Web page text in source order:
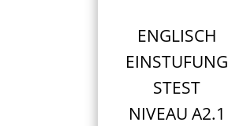
ENGLISCH
EINSTUFUNG
STEST
NIVEAU A2.1